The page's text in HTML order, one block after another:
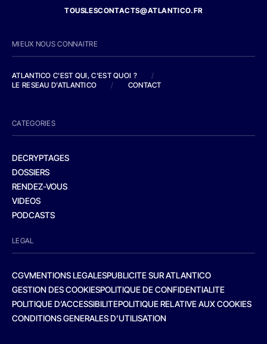
TOUSLESCONTACTS@ATLANTICO.FR
MIEUX NOUS CONNAITRE
ATLANTICO C'EST QUI, C'EST QUOI ?
/
LE RESEAU D'ATLANTICO
/ CONTACT
CATEGORIES
DECRYPTAGES
DOSSIERS
RENDEZ-VOUS
VIDEOS
PODCASTS
LEGAL
CGVMENTIONS LEGALESPUBLICITE SUR ATLANTICO
GESTION DES COOKIESPOLITIQUE DE CONFIDENTIALITE
POLITIQUE D’ACCESSIBILITEPOLITIQUE RELATIVE AUX COOKIES
CONDITIONS GENERALES D’UTILISATION